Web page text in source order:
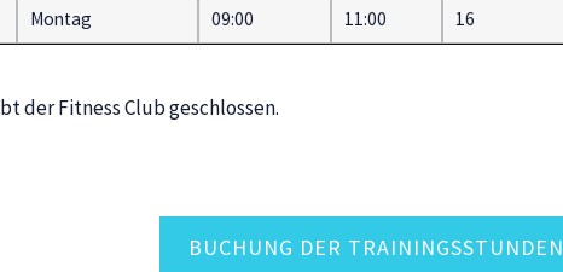
Montag 09:00 11:00 16
der Fitness Club geschlossen.
BUCHUNG DER TRAININGSSTUNDEN